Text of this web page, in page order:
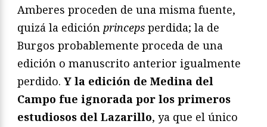
Amberes proceden de una misma fuente,
quizá la edición princeps perdida; la de
Burgos probablemente proceda de una
edición o manuscrito anterior igualmente
perdido. Y la edición de Medina del
Campo fue ignorada por los primeros
estudiosos del Lazarillo, ya que el único